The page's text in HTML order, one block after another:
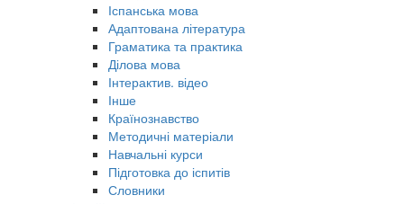
Іспанська мова
Адаптована література
Граматика та практика
Ділова мова
Інтерактив. відео
Інше
Країнознавство
Методичні матеріали
Навчальні курси
Підготовка до іспитів
Словники